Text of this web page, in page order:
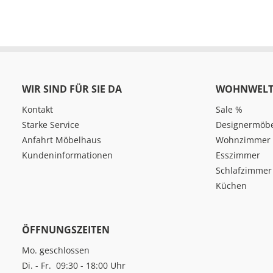
WIR SIND FÜR SIE DA
Kontakt
Starke Service
Anfahrt Möbelhaus
Kundeninformationen
Sale %
Wohnzimmer
Esszimmer
Schlafzimmer
Küchen
ÖFFNUNGSZEITEN
Mo. geschlossen
Di. - Fr. 09:30 - 18:00 Uhr